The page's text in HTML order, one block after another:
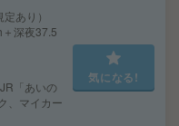
あり）
深夜37.5
「あいの
、マイカー
気になる!